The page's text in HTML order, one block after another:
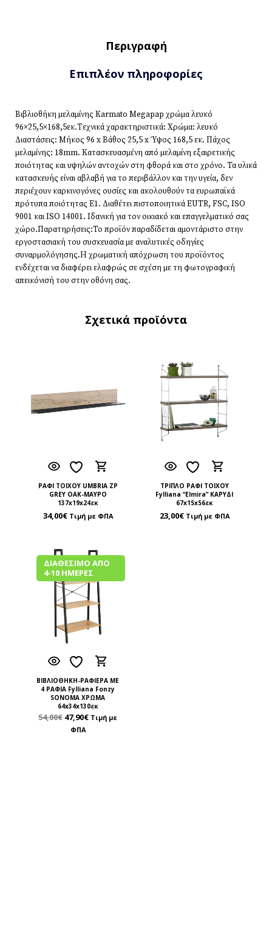
Περιγραφή
Επιπλέον πληροφορίες
Βιβλιοθήκη μελαμίνης Karmato Megapap χρώμα λευκό
96×25,5×168,5εκ.Τεχνικά χαρακτηριστικά: Χρώμα: λευκό
Διαστάσεις: Μήκος 96 x Βάθος 25,5 x Ύψος 168,5 εκ. Πάχος
μελαμίνης: 18mm. Κατασκευασμένη από μελαμίνη εξαιρετικής
ποιότητας και υψηλών αντοχών στη φθορά και στο χρόνο. Τα υλικά
κατασκευής είναι αβλαβή για το περιβάλλον και την υγεία, δεν
περιέχουν καρκινογόνες ουσίες και ακολουθούν τα ευρωπαϊκά
πρότυπα ποιότητας Ε1. Διαθέτει πιστοποιητικά EUTR, FSC, ISO
9001 και ISO 14001. Ιδανική για τον οικιακό και επαγγελματικό σας
χώρο.Παρατηρήσεις:Το προϊόν παραδίδεται αμοντάριστο στην
εργοστασιακή του συσκευασία με αναλυτικές οδηγίες
συναρμολόγησης.Η χρωματική απόχρωση του προϊόντος
ενδέχεται να διαφέρει ελαφρώς σε σχέση με τη φωτογραφική
απεικόνισή του στην οθόνη σας.
Σχετικά προϊόντα
ΡΑΦΙ ΤΟΙΧΟΥ UMBRIA ZP
GREY OAK-ΜΑΥΡΟ
137x19x24εκ
34,00€ Τιμή με ΦΠΑ
ΤΡΙΠΛΟ ΡΑΦΙ ΤΟΙΧΟΥ
Fylliana “Elmira” ΚΑΡΥΔΙ
67x15x56εκ
23,00€ Τιμή με ΦΠΑ
ΔΙΑΘΈΣΙΜΟ ΑΠΌ
4-10 ΗΜΈΡΕΣ
ΒΙΒΛΙΟΘΗΚΗ-ΡΑΦΙΕΡΑ ΜΕ
4 ΡΑΦΙΑ Fylliana Fonzy
SONOMA ΧΡΩΜΑ
64x34x130εκ
54,00€ 47,90€ Τιμή με
ΦΠΑ